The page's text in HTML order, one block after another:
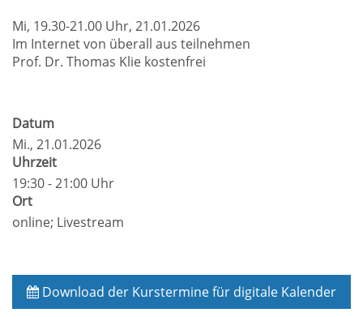
Mi, 19.30-21.00 Uhr, 21.01.2026
Im Internet von überall aus teilnehmen
Prof. Dr. Thomas Klie kostenfrei
Datum
Mi., 21.01.2026
Uhrzeit
19:30 - 21:00 Uhr
Ort
online; Livestream
Download der Kurstermine für digitale Kalender